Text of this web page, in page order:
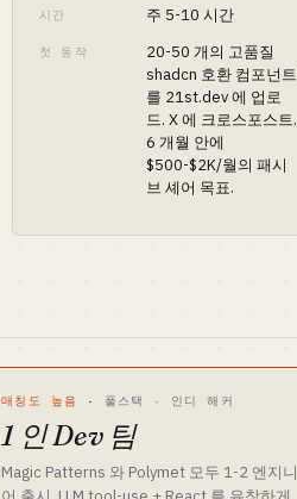
시간 주 5-10 시간
첫 동작
20-50 개의 고품질
shadcn 호환 컴포넌트
를 21st.dev 에 업로
드. X 에 크로스포스트.
6 개월 안에
$500-$2K/월의 패시
브 셰어 목표.
매칭도 높음 · 풀스택 · 인디 해커
1 인 Dev 팀
Magic Patterns 와 Polymet 모두 1-2 엔지니